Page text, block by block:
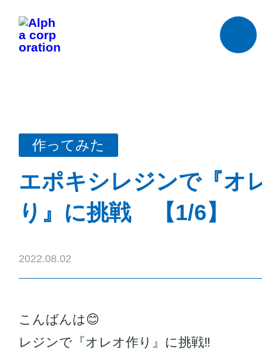
作ってみた
エポキシレジンで『オ
り』に挑戦 【1/6】
2022.08.02
こんばんは😊
レジンで『オレオ作り』に挑戦‼️